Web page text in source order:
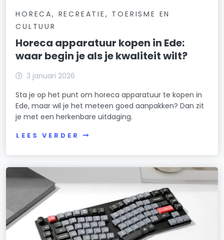
HORECA, RECREATIE, TOERISME EN
CULTUUR
Horeca apparatuur kopen in Ede:
waar begin je als je kwaliteit wilt?
3 januari 2026
Sta je op het punt om horeca apparatuur te kopen in
Ede, maar wil je het meteen goed aanpakken? Dan zit
je met een herkenbare uitdaging.
LEES VERDER